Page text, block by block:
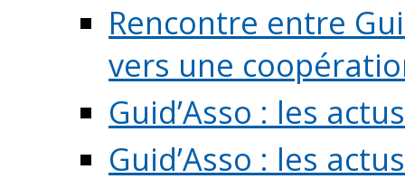
Rencontre entre
vers une
Guid’Asso : les
Guid’Asso : les